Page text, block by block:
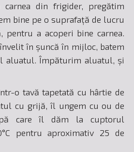
carnea din frigider, pregătim
bine pe o suprafață de lucru
pentru a acoperi bine carnea.
în șuncă în mijloc, batem
aluatul. Împăturim aluatul, și
o tavă tapetată cu hârtie de
cu grijă, îl ungem cu ou de
care îl dăm la cuptorul
pentru aproximativ 25 de